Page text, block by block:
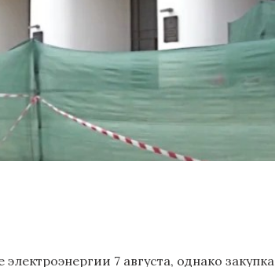
7 августа, однако закупка